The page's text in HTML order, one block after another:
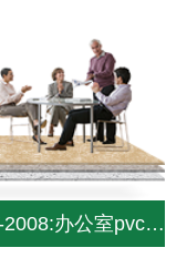
NFTY-2008:办公室pvc塑胶地板|pvc办公室用地板|办公地板-中山南方pvc塑胶地板